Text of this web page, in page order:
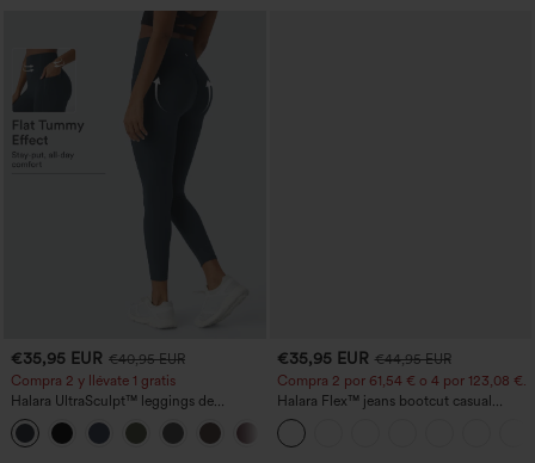
€35,95 EUR €40,95 EUR
Compra 2 y llévate 1 gratis
Halara UltraSculpt™ leggings de
entrenamiento moldeadores de talle alto
con fruncido trasero que realza los
glúteos, control de abdomen y bolsillos
€35,95 EUR €44,95 EUR
Compra 2 por 61,54 € o 4 por 123,08 €.
Halara Flex™ jeans bootcut casual
lavados, de talle alto y con bolsillos